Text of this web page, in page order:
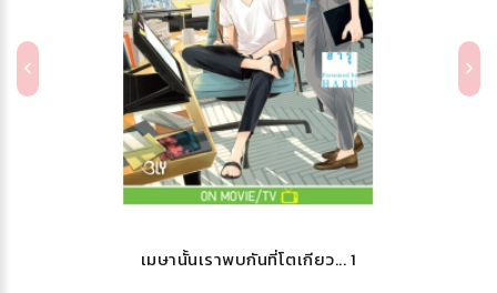
เมษานั้นเราพบกันที่โตเกียว... 1